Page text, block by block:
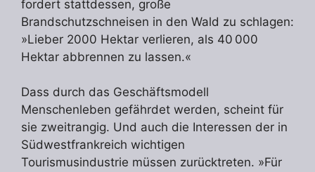
fordert stattdessen, große
Brandschutzschneisen in den Wald zu schlagen:
»Lieber 2000 Hektar verlieren, als 40 000
Hektar abbrennen zu lassen.«
Dass durch das Geschäftsmodell
Menschenleben gefährdet werden, scheint für
sie zweitrangig. Und auch die Interessen der in
Südwestfrankreich wichtigen
Tourismusindustrie müssen zurücktreten. »Für